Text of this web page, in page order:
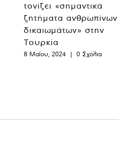
τονίζει «σημαντικά
ζητήματα ανθρωπίνων
δικαιωμάτων» στην
Τουρκία
8 Μαΐου, 2024 | 0 Σχόλια